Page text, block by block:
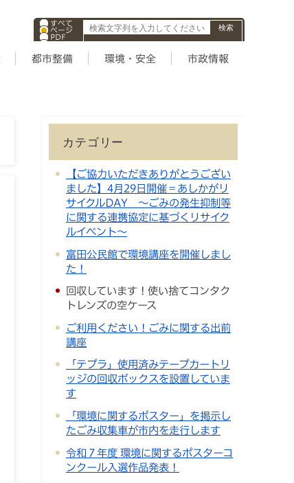
すべて
ページ
PDF
ID
都市整備 環境・安全 市政情報
カテゴリー
【ご協力いただきありがとうござい
ました】4月29日開催＝あしかがリ
サイクルDAY ～ごみの発生抑制等
に関する連携協定に基づくリサイク
ルイベント～
富田公民館で環境講座を開催しまし
た！
回収しています！使い捨てコンタク
トレンズの空ケース
ご利用ください！ごみに関する出前
講座
「テプラ」使用済みテープカートリ
ッジの回収ボックスを設置していま
す
「環境に関するポスター」を掲示し
たごみ収集車が市内を走行します
令和７年度 環境に関するポスターコ
ンクール入選作品発表！